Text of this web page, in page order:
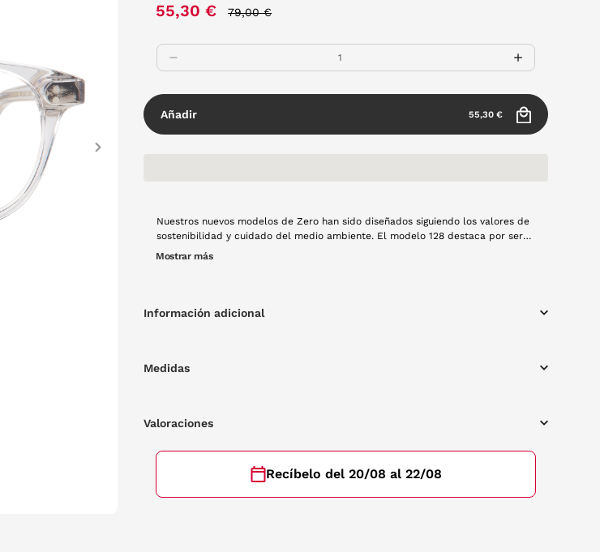
55,30 € 79,00 €
Añadir 55,30 €
Nuestros nuevos modelos de Zero han sido diseñados siguiendo los valores de
sostenibilidad y cuidado del medio ambiente. El modelo 128 destaca por ser
una gafa sobria, atemporal fabricada en acetato bio en color habana.
Mostrar más
Información adicional
Medidas
Valoraciones
Recíbelo del 20/08 al 22/08